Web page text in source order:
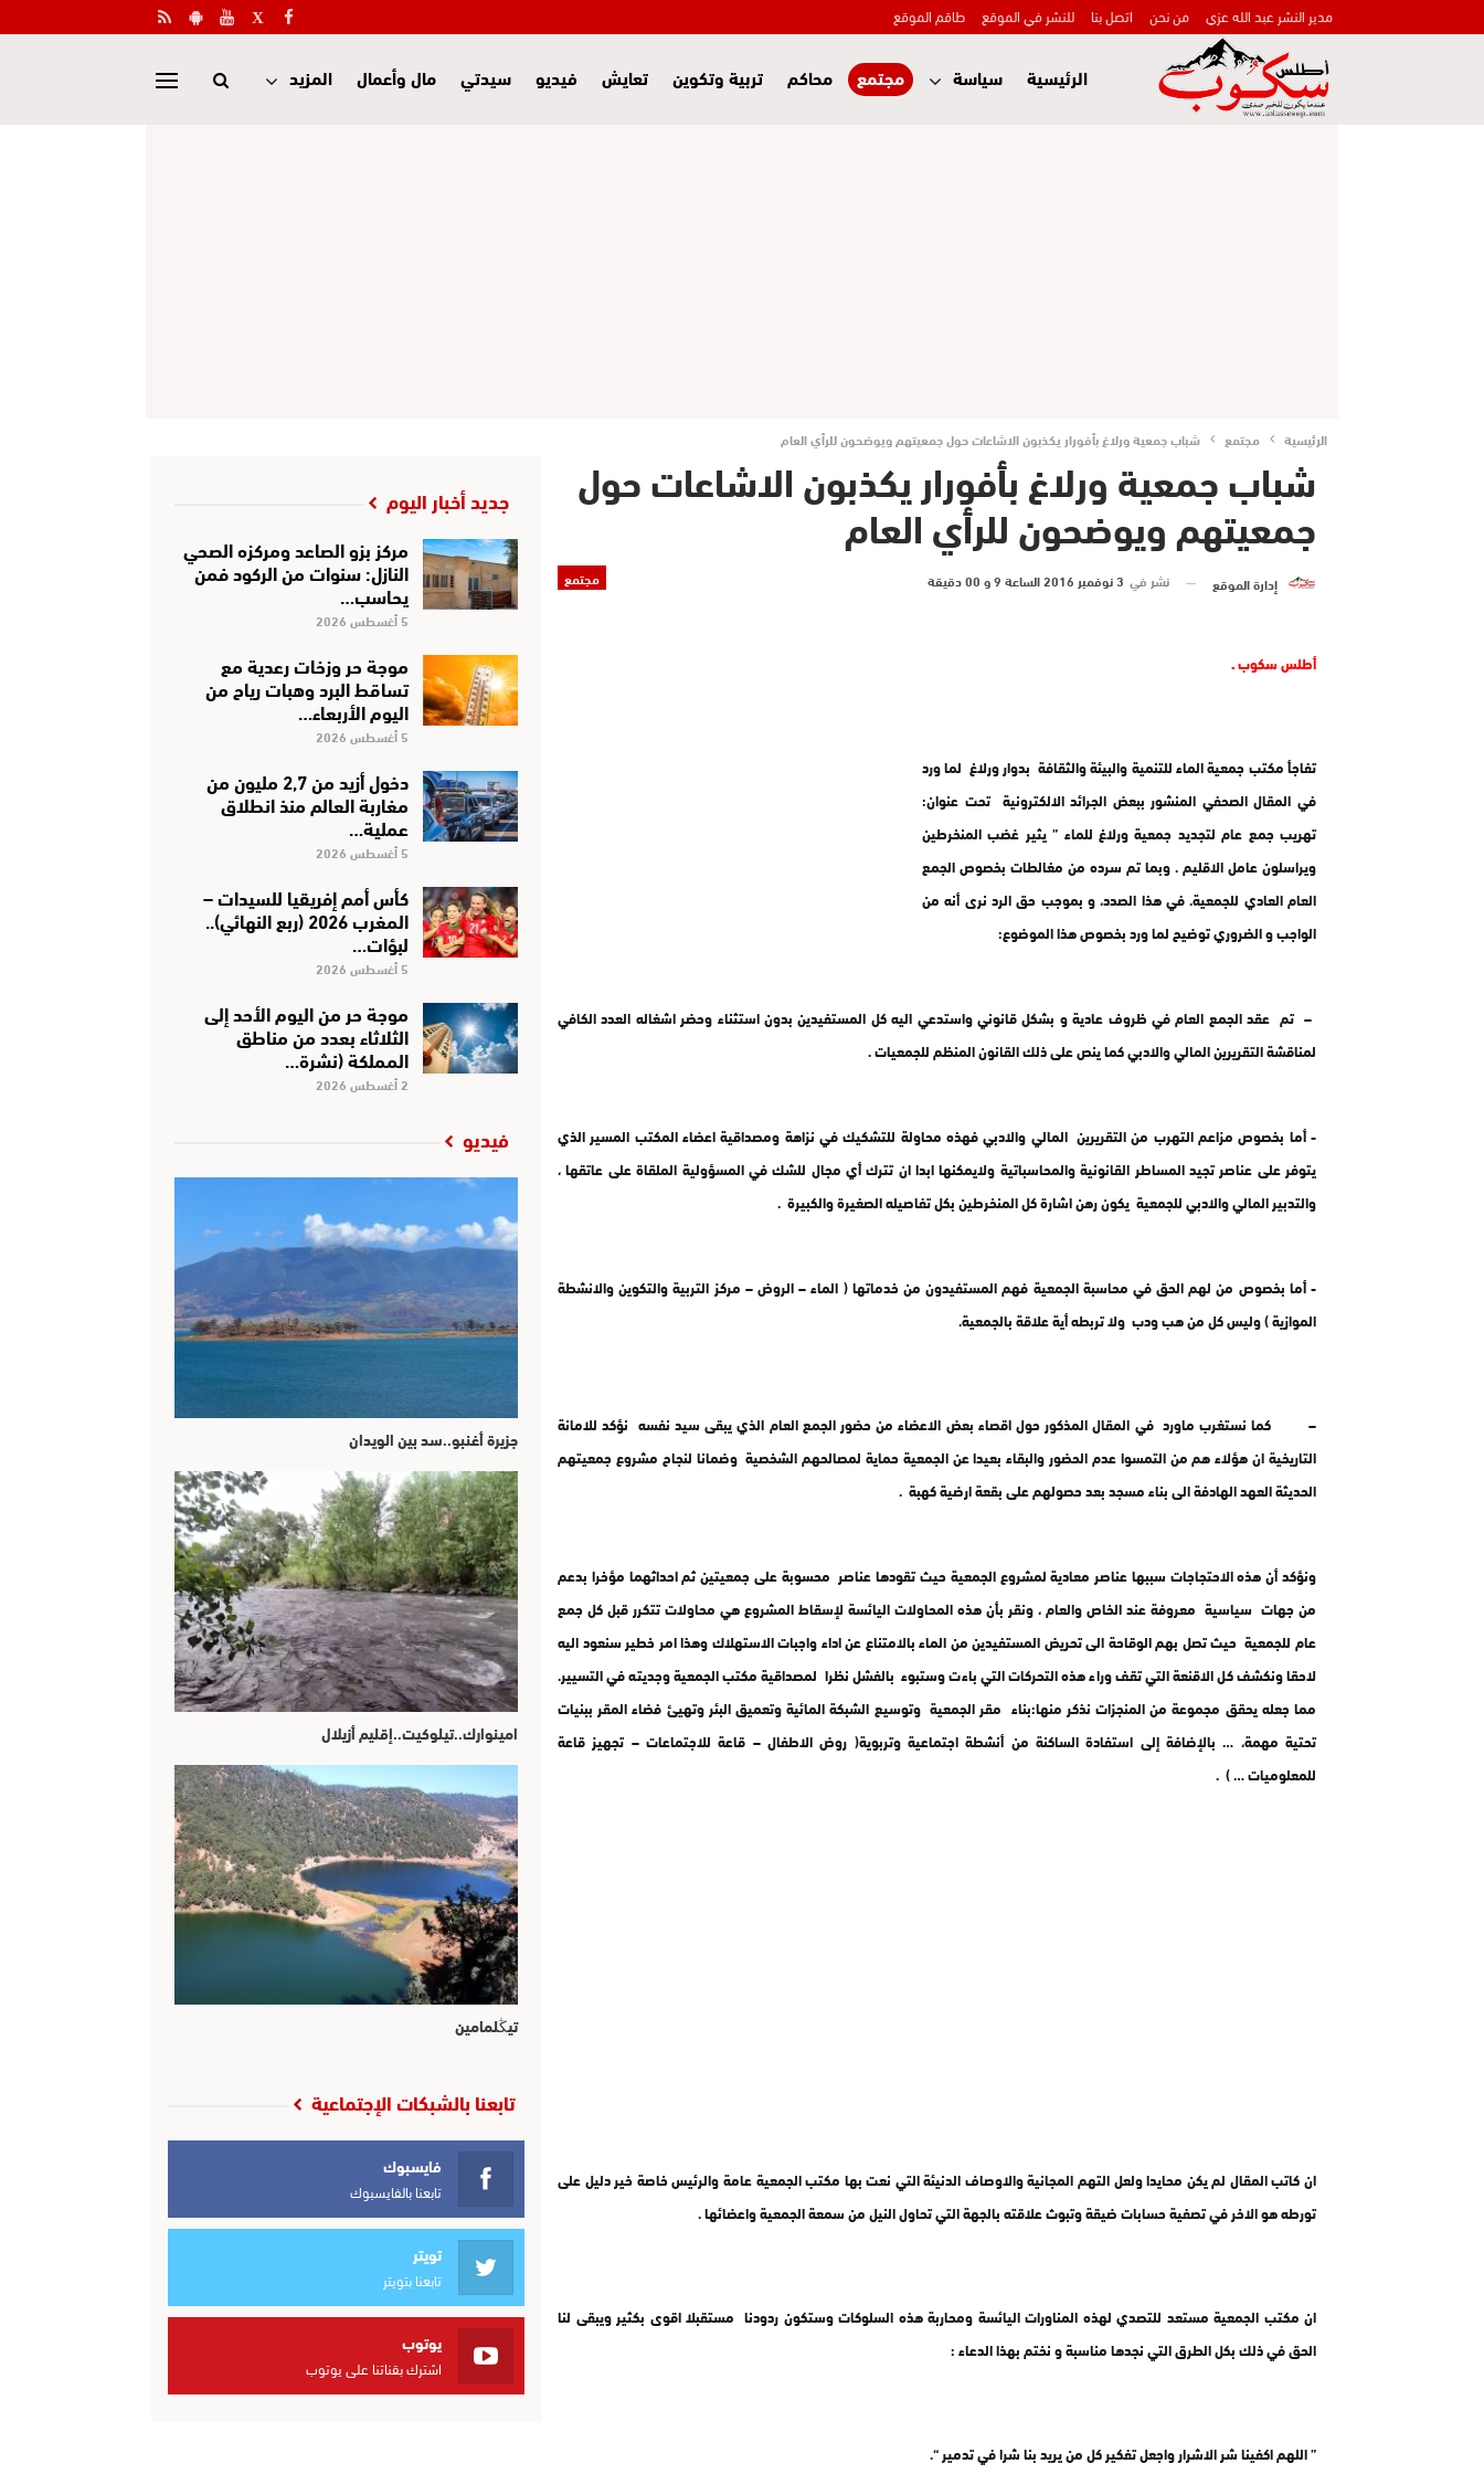
مدير النشر عبد الله عزي من نحن اتصل بنا للنشر في الموقع طاقم الموقع
الرئيسية سياسة مجتمع محاكم تربية وتكوين تعايش فيديو سيدتي مال وأعمال المزيد
الرئيسية مجتمع شباب جمعية ورلاغ بأفورار يكذبون الاشاعات حول جمعيتهم ويوضحون للرأي العام
شباب جمعية ورلاغ بأفورار يكذبون الاشاعات حول
جمعيتهم ويوضحون للرأي العام
مجتمع إدارة الموقع نشر في 3 نوفمبر 2016 الساعة 9 و 00 دقيقة
أطلس سكوب ـ
تفاجأ مكتب جمعية الماء للتنمية والبيئة والثقافة بدوار ورلاغ لما ورد
في المقال الصحفي المنشور ببعض الجرائد الالكترونية تحت عنوان:
تهريب جمع عام لتجديد جمعية ورلاغ للماء ” يثير غضب المنخرطين
ويراسلون عامل الاقليم . وبما تم سرده من مغالطات بخصوص الجمع
العام العادي للجمعية. في هذا الصدد، و بموجب حق الرد نرى أنه من
الواجب و الضروري توضيح لما ورد بخصوص هذا الموضوع:
‎ – تم عقد الجمع العام في ظروف عادية و بشكل قانوني واستدعي اليه كل المستفيدين بدون استثناء وحضر اشغاله العدد الكافي
لمناقشة التقريرين المالي والادبي كما ينص على ذلك القانون المنظم للجمعيات .
‎- أما بخصوص مزاعم التهرب من التقريرين المالي والادبي فهذه محاولة للتشكيك في نزاهة ومصداقية اعضاء المكتب المسير الذي
يتوفر على عناصر تجيد المساطر القانونية والمحاسباتية ولايمكنها ابدا ان تترك أي مجال للشك في المسؤولية الملقاة على عاتقها ،
والتدبير المالي والادبي للجمعية يكون رهن اشارة كل المنخرطين بكل تفاصيله الصغيرة والكبيرة .
‎- أما بخصوص من لهم الحق في محاسبة الجمعية فهم المستفيدون من خدماتها ( الماء – الروض – مركز التربية والتكوين والانشطة
الموازية ) وليس كل من هب ودب ولا تربطه أية علاقة بالجمعية.
– كما نستغرب ماورد في المقال المذكور حول اقصاء بعض الاعضاء من حضور الجمع العام الذي يبقى سيد نفسه نؤكد للامانة
التاريخية ان هؤلاء هم من التمسوا عدم الحضور والبقاء بعيدا عن الجمعية حماية لمصالحهم الشخصية وضمانا لنجاح مشروع جمعيتهم
الحديثة العهد الهادفة الى بناء مسجد بعد حصولهم على بقعة ارضية كهبة .
‎ونؤكد أن هذه الاحتجاجات سببها عناصر معادية لمشروع الجمعية حيث تقودها عناصر محسوبة على جمعيتين ثم احداثهما مؤخرا بدعم
من جهات سياسية معروفة عند الخاص والعام ، ونقر بأن هذه المحاولات اليائسة لإسقاط المشروع هي محاولات تتكرر قبل كل جمع
عام للجمعية حيث تصل بهم الوقاحة الى تحريض المستفيدين من الماء بالامتناع عن اداء واجبات الاستهلاك وهذا امر خطير سنعود اليه
لاحقا ونكشف كل الاقنعة التي تقف وراء هذه التحركات التي باءت وستبوء بالفشل نظرا لمصداقية مكتب الجمعية وجديته في التسيير.
مما جعله يحقق مجموعة من المنجزات نذكر منها:بناء مقر الجمعية وتوسيع الشبكة المائية وتعميق البئر وتهيئ فضاء المقر ببنيات
تحتية مهمة، … بالإضافة إلى استفادة الساكنة من أنشطة اجتماعية وتربوية( روض الاطفال – قاعة للاجتماعات – تجهيز قاعة
للمعلوميات … ) .
ان كاتب المقال لم يكن محايدا ولعل التهم المجانية والاوصاف الدنيئة التي نعت بها مكتب الجمعية عامة والرئيس خاصة خير دليل على
تورطه هو الاخر في تصفية حسابات ضيقة وتبوث علاقته بالجهة التي تحاول النيل من سمعة الجمعية واعضائها .
ان مكتب الجمعية مستعد للتصدي لهذه المناورات اليائسة ومحاربة هذه السلوكات وستكون ردودنا مستقبلا اقوى بكثير ويبقى لنا
الحق في ذلك بكل الطرق التي نجدها مناسبة و نختم بهذا الدعاء :
” اللهم اكفينا شر الاشرار واجعل تفكير كل من يريد بنا شرا في تدمير “.
جديد أخبار اليوم
مركز بزو الصاعد ومركزه الصحي
النازل: سنوات من الركود فمن
يحاسب…
5 أغسطس 2026
موجة حر وزخات رعدية مع
تساقط البرد وهبات رياح من
اليوم الأربعاء…
5 أغسطس 2026
دخول أزيد من 2,7 مليون من
مغاربة العالم منذ انطلاق
عملية…
5 أغسطس 2026
كأس أمم إفريقيا للسيدات –
المغرب 2026 (ربع النهائي)..
لبؤات…
5 أغسطس 2026
موجة حر من اليوم الأحد إلى
الثلاثاء بعدد من مناطق
المملكة (نشرة…
2 أغسطس 2026
فيديو
جزيرة أغنبو..سد بين الويدان
امينوارك..تيلوكيت..إقليم أزيلال
تيڭلمامين
تابعنا بالشبكات الإجتماعية
فايسبوك
تابعنا بالفايسبوك
تويتر
تابعنا بتويتر
يوتوب
اشترك بقناتنا على يوتوب